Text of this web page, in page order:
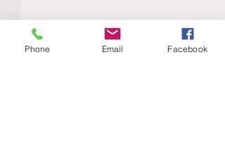
Phone Email Facebook